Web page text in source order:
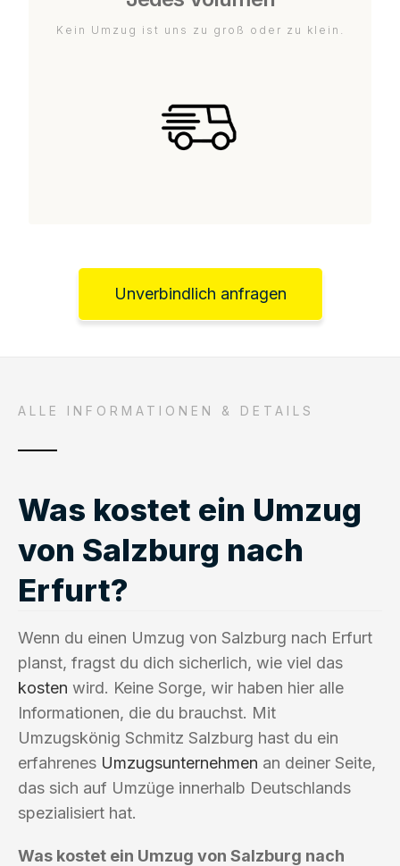
Kein Umzug ist uns zu groß oder zu klein.
Unverbindlich anfragen
ALLE INFORMATIONEN & DETAILS
Was kostet ein Umzug
von Salzburg nach
Erfurt?
Wenn du einen Umzug von Salzburg nach Erfurt
planst, fragst du dich sicherlich, wie viel das
kosten wird. Keine Sorge, wir haben hier alle
Informationen, die du brauchst. Mit
Umzugskönig Schmitz Salzburg hast du ein
erfahrenes Umzugsunternehmen an deiner Seite,
das sich auf Umzüge innerhalb Deutschlands
spezialisiert hat.
Was kostet ein Umzug von Salzburg nach